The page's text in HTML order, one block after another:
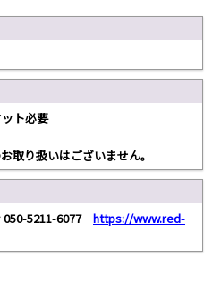
ト必要
取り扱いはございません。
050-5211-6077 https://www.red-